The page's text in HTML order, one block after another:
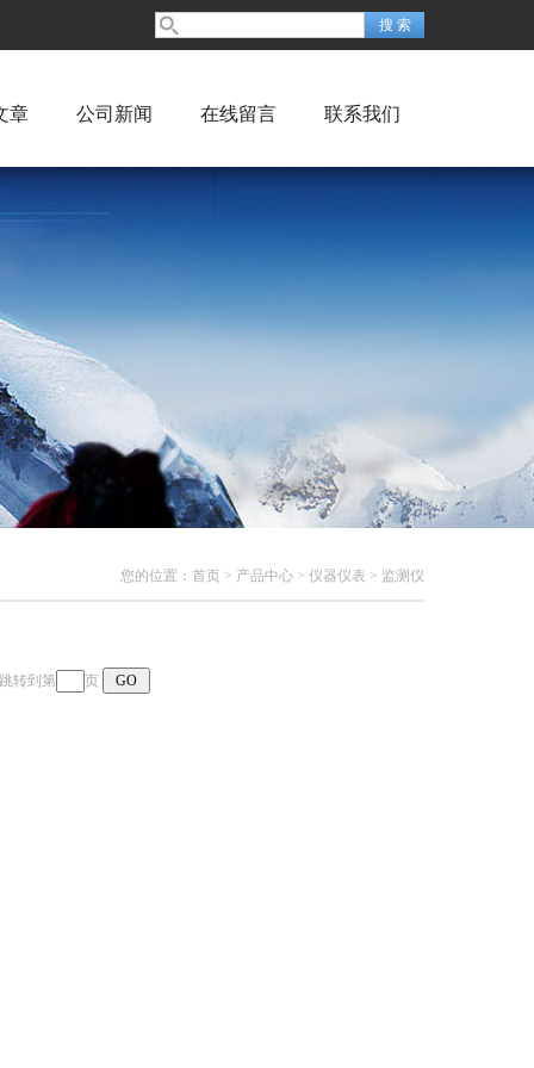
章 公司新闻 在线留言 联系我们
您的位置： 首页 > 产品中心 > 仪器仪表 > 监测仪
转到第 页